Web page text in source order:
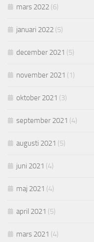
mars 2022 (6)
januari 2022 (5)
december 2021 (5)
november 2021 (1)
oktober 2021 (3)
september 2021 (4)
augusti 2021 (5)
juni 2021 (4)
maj 2021 (4)
april 2021 (5)
mars 2021 (4)